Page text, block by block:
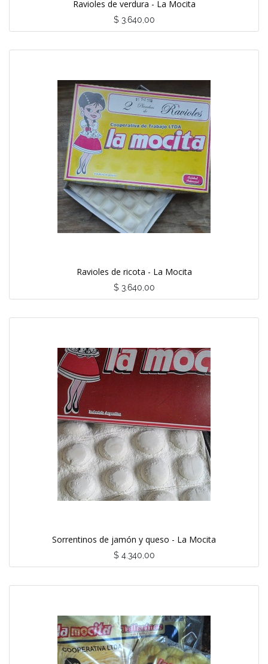
Ravioles de verdura - La Mocita
$ 3.640,00
Ravioles de ricota - La Mocita
$ 3.640,00
Sorrentinos de jamón y queso - La Mocita
$ 4.340,00